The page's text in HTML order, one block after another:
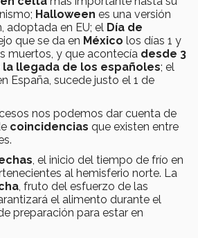
Halloween es una versión
adoptada en EU; el Día de
que se da en México los días 1 y
muertos, y que acontecía desde 3
llegada de los españoles; el
España, sucede justo el 1 de
nos podemos dar cuenta de
coincidencias que existen entre
, el inicio del tiempo de frío en
al hemisferio norte. La
, fruto del esfuerzo de las
el alimento durante el
preparación para estar en